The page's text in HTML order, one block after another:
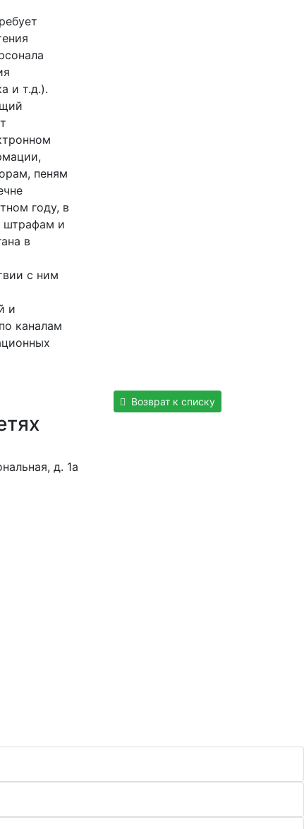
и т.д.).
пеням
году, в
штрафам и
в
с ним
и
каналам
Возврат к списку
д. 1а